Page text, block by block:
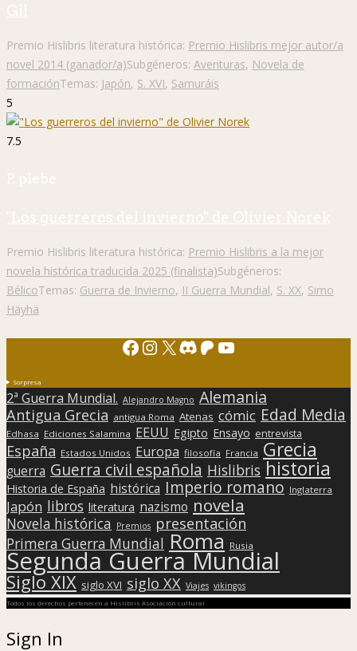
Gil
Premio Hislibris literatura histórica: Premio Hislibris mejor autor/a
novel 2014 (ganador/a)Subgéneros: Aventuras, Novela de
formaciónTemas: Japón, S. XVI, Samuráis
5
7.5
P. plebe
"Los guerreros del invierno" de Olivier Norek
Premio Hislibris literatura histórica: Premio Hislibris a la mejor
novela histórica traducida 2025 (finalista)Subgéneros:
BélicoTemas: Guerra de Invierno, II Guerra Mundial, S. XX, Simo
Häyhä
Facebook
Instagram
X Discord
Patreon
YouTube
Sorpresa
2ª Guerra Mundial. Alejandro Magno Alemania
Antigua Grecia antigua Roma Atenas cómic Edad Media
Edhasa Ediciones Salamina EEUU Egipto Ensayo entrevista
España Estados Unidos Europa filosofía Francia Grecia
guerra Guerra civil española Hislibris historia
Historia de España histórica Imperio romano Inglaterra
Japón libros literatura nazismo novela
Novela histórica Premios presentación
Primera Guerra Mundial Roma Rusia
Segunda Guerra Mundial
Siglo XIX siglo XVI siglo XX Viajes vikingos
Todos los derechos pertenecen a Hislibris Asociación cultural
Sign In